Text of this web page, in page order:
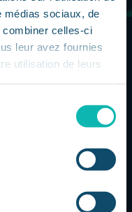
médias sociaux, de
combiner celles-ci
leur avez fournies
utilisation de leurs